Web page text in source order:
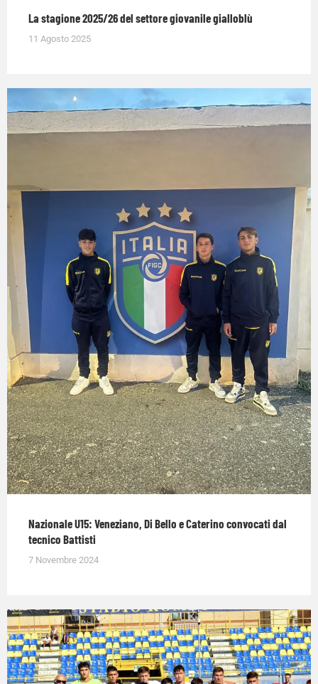
La stagione 2025/26 del settore giovanile gialloblù
11 Agosto 2025
Nazionale U15: Veneziano, Di Bello e Caterino convocati dal
tecnico Battisti
7 Novembre 2024